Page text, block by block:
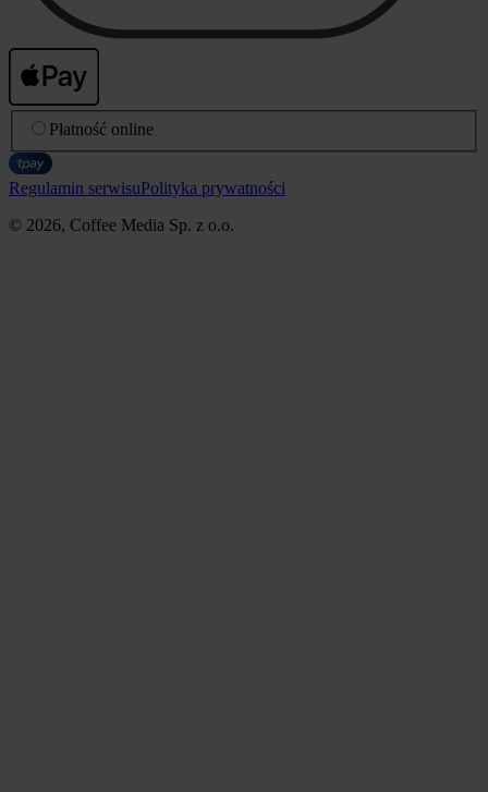
Płatność online
Regulamin serwisuPolityka prywatności
© 2026, Coffee Media Sp. z o.o.